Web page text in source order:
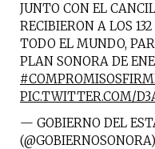
JUNTO CON EL
RECIBIERON A LOS
TODO EL MUNDO,
PLAN SONORA DE
PIC.TWITTER.COM/
— GOBIERNO DEL
(@GOBIERNOSONORA)